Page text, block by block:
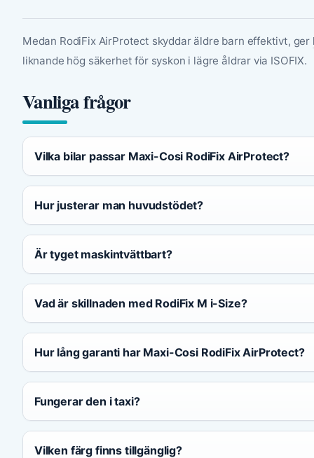
Medan RodiFix AirProtect skyddar äldre barn effektivt, ger
liknande hög säkerhet för syskon i lägre åldrar via ISOFIX.
Vanliga frågor
Vilka bilar passar Maxi-Cosi RodiFix AirProtect?
Hur justerar man huvudstödet?
Är tyget maskintvättbart?
Vad är skillnaden med RodiFix M i-Size?
Hur lång garanti har Maxi-Cosi RodiFix AirProtect?
Fungerar den i taxi?
Vilken färg finns tillgänglig?